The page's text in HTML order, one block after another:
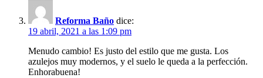
Reforma Baño dice:
19 abril, 2021 a las 1:09 pm
Menudo cambio! Es justo del estilo que me gusta. Los
azulejos muy modernos, y el suelo le queda a la perfección.
Enhorabuena!